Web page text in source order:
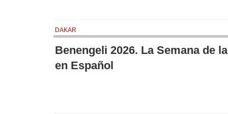
DAKAR
Benengeli 2026. La Semana de
en Español